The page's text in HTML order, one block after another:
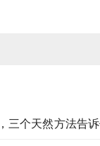
三个天然方法告